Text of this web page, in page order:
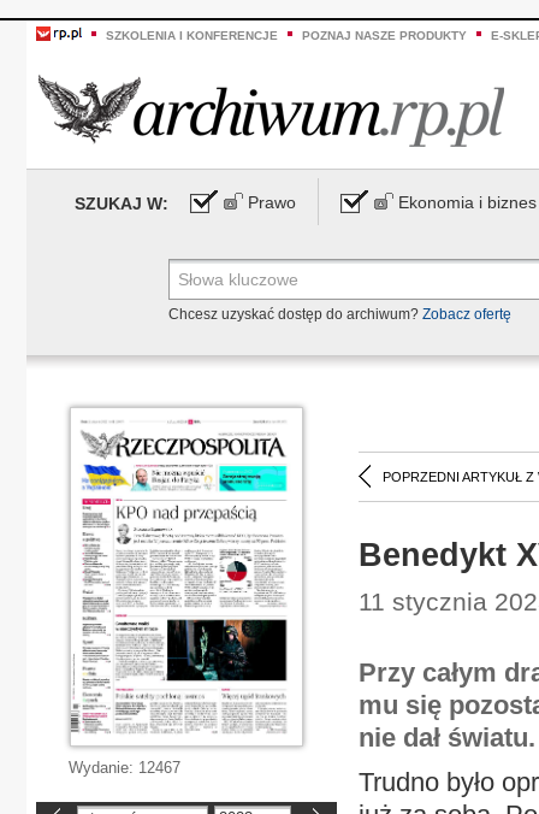
SZKOLENIA I KONFERENCJE POZNAJ NASZE PRODUKTY E-
SZUKAJ W: Prawo Ekonomia i biznes
Chcesz uzyskać dostęp do archiwum? Zobacz ofertę
POPRZEDNI ARTYKUŁ Z
Benedykt
11 stycznia
Przy całym
mu się
nie dał światu.
Trudno było
Wydanie: 12467